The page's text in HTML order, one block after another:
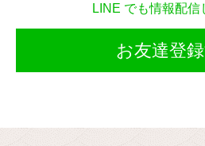
LINE でも情報配信
お友達登